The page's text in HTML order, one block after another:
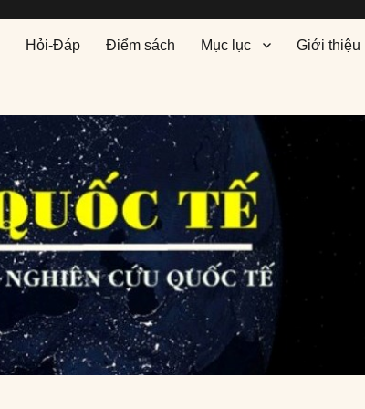
Hỏi-Đáp Điểm sách Mục lục Giới thiệu